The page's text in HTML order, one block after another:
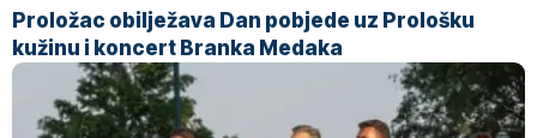
Proložac obilježava Dan pobjede uz Prološku
kužinu i koncert Branka Medaka